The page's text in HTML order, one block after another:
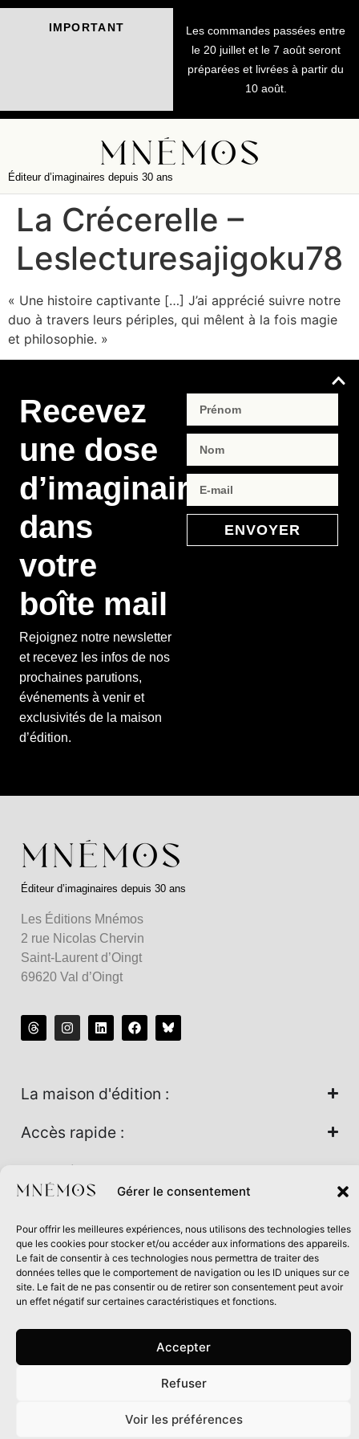
Gérer le consentement
Pour offrir les meilleures expériences, nous utilisons des technologies telles
que les cookies pour stocker et/ou accéder aux informations des appareils.
Le fait de consentir à ces technologies nous permettra de traiter des
données telles que le comportement de navigation ou les ID uniques sur ce
site. Le fait de ne pas consentir ou de retirer son consentement peut avoir
un effet négatif sur certaines caractéristiques et fonctions.
Accepter
Refuser
Voir les préférences
IMPORTANT
Les commandes passées entre
le 20 juillet et le 7 août seront
préparées et livrées à partir du
10 août.
Éditeur d’imaginaires depuis 30 ans
La Crécerelle –
Leslecturesajigoku78
« Une histoire captivante […] J’ai apprécié suivre notre
duo à travers leurs périples, qui mêlent à la fois magie
et philosophie. »
Recevez
une dose
d’imaginaire
dans
votre
boîte mail
Rejoignez notre newsletter
et recevez les infos de nos
prochaines parutions,
événements à venir et
exclusivités de la maison
d’édition.
ENVOYER
Éditeur d’imaginaires depuis 30 ans
Les Éditions Mnémos
2 rue Nicolas Chervin
Saint-Laurent d’Oingt
69620 Val d’Oingt
La maison d'édition :
Accès rapide :
Nos univers :
Maison d’édition soutenue par la DRAC Auvergne-Rhône-
Alpes et la Région Auvergne-Rhône-Alpes dans le cadre du
Contrat de filière Livre 2024